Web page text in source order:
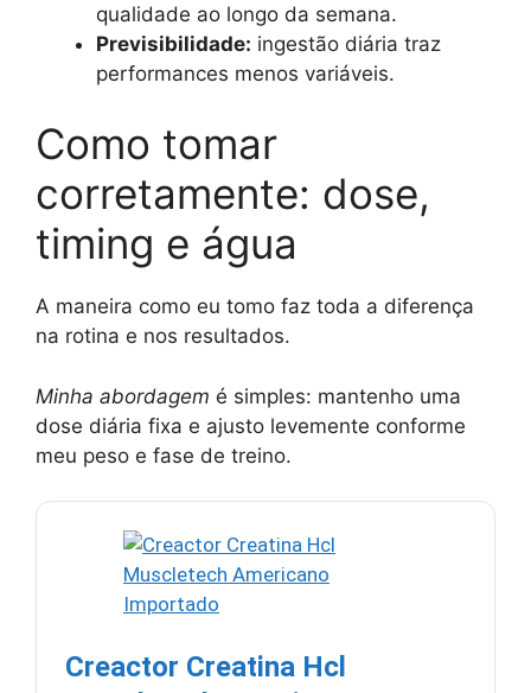
qualidade ao longo da semana.
Previsibilidade: ingestão diária traz
performances menos variáveis.
Como tomar
corretamente: dose,
timing e água
A maneira como eu tomo faz toda a diferença
na rotina e nos resultados.
Minha abordagem é simples: mantenho uma
dose diária fixa e ajusto levemente conforme
meu peso e fase de treino.
Creactor Creatina Hcl